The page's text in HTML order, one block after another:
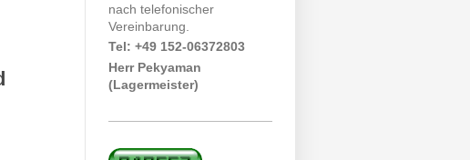
nach telefonischer
Vereinbarung.
Tel: +49 152-06372803
Herr Pekyaman
(Lagermeister)